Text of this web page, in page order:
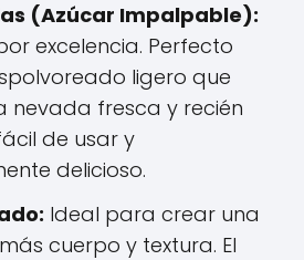
(Azúcar Impalpable):
excelencia. Perfecto
ligero que
nevada fresca y recién
de usar y
delicioso.
Ideal para crear una
cuerpo y textura. El